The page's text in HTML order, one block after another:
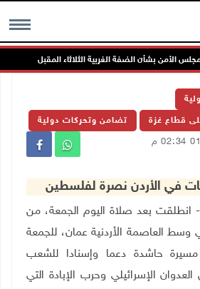
MENUالأمن بشأن الضفة الغربية الثلاثاء المقبل
قطاع غزة تضامن وتحركات دولية
في الأردن نصرة لفلسطين
1-3-2024 وفا- انطلقت بعد صلاة اليوم الجمعة، من
وسط العاصمة الأردنية عمان، للجمعة
مسيرة حاشدة دعما وإسنادا للشعب
الإسرائيلي وحرب الإبادة التي